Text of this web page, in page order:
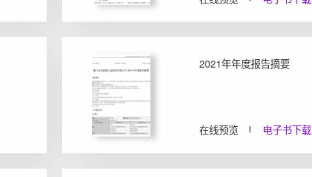
2021年年度报告摘要
在线预览 电子书下载